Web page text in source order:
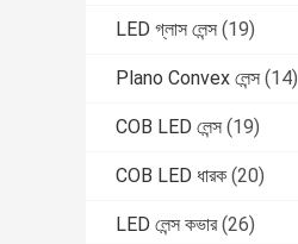
LED গ্লাস লেন্স (19)
Plano Convex লেন্স (14)
COB LED লেন্স (19)
COB LED ধারক (20)
LED লেন্স কভার (26)